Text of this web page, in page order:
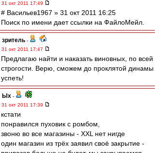
31 окт 2011 17:49
# Васильев1967 » 31 окт 2011 16:25
Поиск по имени дает ссылки на ФайлоМейл.
зpитель -
31 окт 2011 17:47
Предлагаю найти и наказать виновных, по всей
строгости. Верю, сможем до проклятой динамы
успеть!
Ых -
31 окт 2011 17:39
кстати
понравился пуховик с ромбом,
звоню во все магазины - ХХL нет нигде
один магазин из трёх заявил своё закрытие -